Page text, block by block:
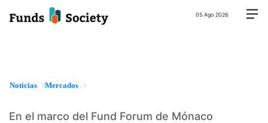
05 Ago 2026
Noticias Mercados
En el marco del Fund Forum de Mónaco